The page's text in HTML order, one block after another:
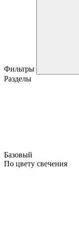
Фильтры
Разделы
Базовый
По цвету свечения